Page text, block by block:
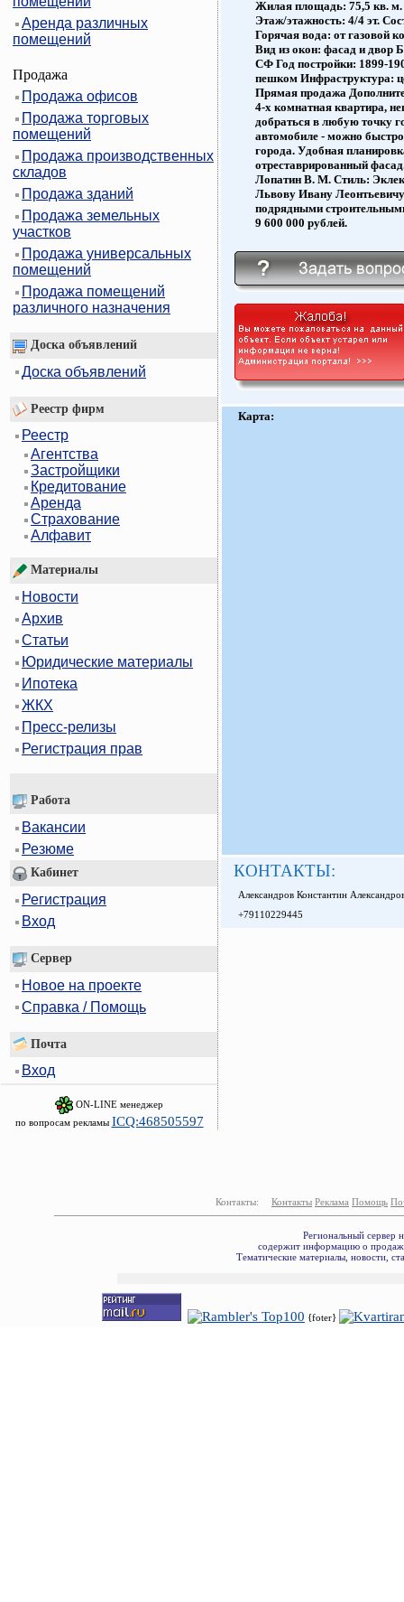
Аренда различных
помещений
Продажа
Продажа офисов
Продажа торговых
помещений
Продажа производственных
складов
Продажа зданий
Продажа земельных
участков
Продажа универсальных
помещений
Продажа помещений
различного назначения
Доска объявлений
Доска объявлений
Реестр фирм
Реестр
Агентства
Застройщики
Кредитование
Аренда
Страхование
Алфавит
Материалы
Новости
Архив
Статьи
Юридические материалы
Ипотека
ЖКХ
Пресс-релизы
Регистрация прав
Работа
Вакансии
Резюме
Кабинет
Регистрация
Вход
Сервер
Новое на проекте
Справка / Помощь
Почта
Вход
ON-LINE менеджер
по вопросам рекламы ICQ:468505597
Жилая площадь: 75,5 кв.
Этаж/этажность: 4/4 эт.
Горячая вода: от газовой
Вид из окон: фасад и двор
СФ Год постройки: 1899-
пешком Инфраструктура:
Прямая продажа
4-х комнатная квартира,
добраться в любую точку
автомобиле - можно
города. Удобная
отреставрированный
Лопатин В. М. Стиль:
Львову Ивану
подрядными
9 600 000 рублей.
Карта:
КОНТАКТЫ:
Александров Константин
+79110229445
Контакты: Контакты Реклама Помощь
Региональный сервер
содержит информацию о
Тематические материалы, новости,
{foter}